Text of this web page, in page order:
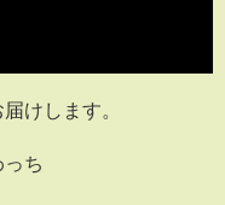
けします。
ち